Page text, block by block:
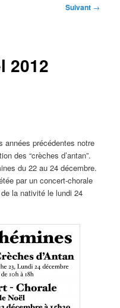
Suivant →
2012
années précédentes notre
des “crèches d’antan”.
du 22 au 24 décembre.
par un concert-chorale
la nativité le lundi 24